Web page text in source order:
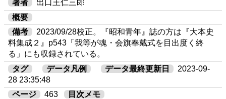
著者
出口王仁三郎
概要
備考
2023/09/28校正。『昭和青年』誌の方は『大本史
料集成２』p543「我等が魂・会旗奉戴式を目出度く終
る」にも収録されている。
タグ
データ凡例 データ最終更新日
2023-09-
28 23:35:48
ページ
463
目次メモ